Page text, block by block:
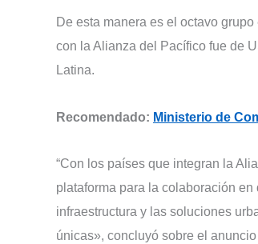
De esta manera es el octavo
con la Alianza del Pacífico fue de
Latina.
Recomendado: Ministerio de
“Con los países que integran la
plataforma para la colaboración
infraestructura y las soluciones
únicas», concluyó sobre el